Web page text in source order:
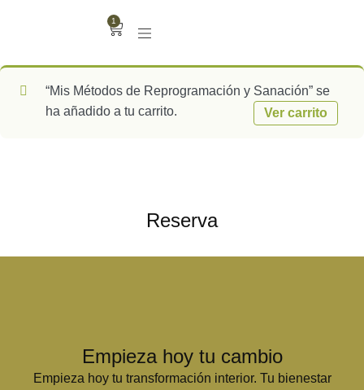
1
“Mis Métodos de Reprogramación y Sanación” se
ha añadido a tu carrito.
Ver carrito
Reserva
Empieza hoy tu cambio
Empieza hoy tu transformación interior. Tu bienestar